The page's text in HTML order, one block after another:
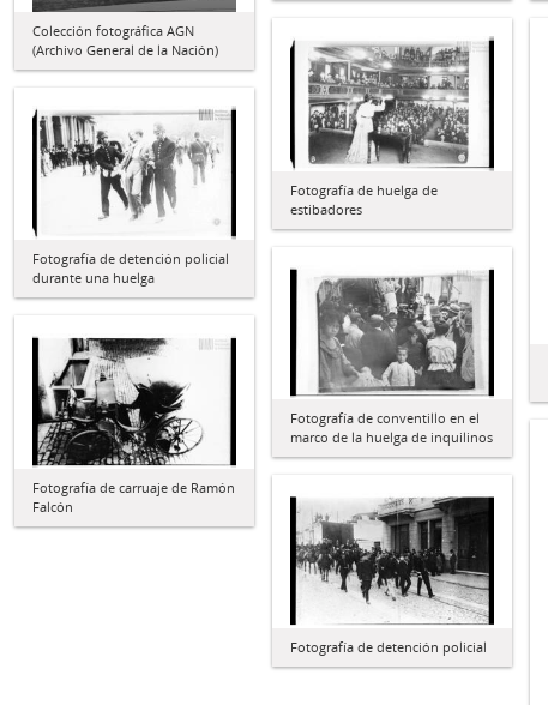
Colección fotográfica AGN
(Archivo General de la Nación)
Fotografía de huelga de
estibadores
Fotografía de detención policial
durante una huelga
Fotografía de conventillo en el
marco de la huelga de inquilinos
Fotografía de carruaje de Ramón
Falcón
Fotografía de detención policial